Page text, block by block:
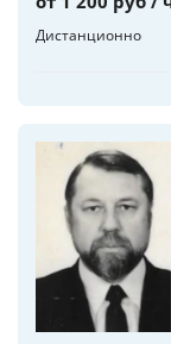
Дистанционно